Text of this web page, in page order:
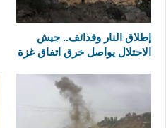
إطلاق النار وقذائف.. جيش
الاحتلال يواصل خرق اتفاق غزة